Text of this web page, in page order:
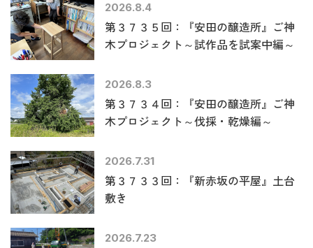
2026.8.4
第３７３５回：『安田の醸造所』ご神
木プロジェクト～試作品を試案中編～
2026.8.3
第３７３４回：『安田の醸造所』ご神
木プロジェクト～伐採・乾燥編～
2026.7.31
第３７３３回：『新赤坂の平屋』土台
敷き
2026.7.23